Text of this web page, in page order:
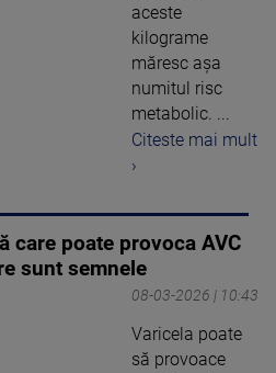
aceste
kilograme
măresc așa
numitul risc
metabolic. ...
Citeste mai mult
›
care poate provoca AVC
sunt semnele
08-03-2026 | 10:43
Varicela poate
să provoace